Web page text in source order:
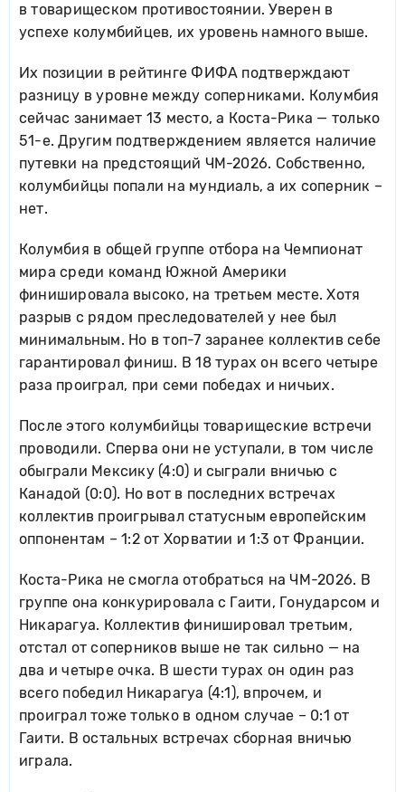
в товарищеском противостоянии. Уверен в
успехе колумбийцев, их уровень намного выше.
Их позиции в рейтинге ФИФА подтверждают
разницу в уровне между соперниками. Колумбия
сейчас занимает 13 место, а Коста-Рика — только
51-е. Другим подтверждением является наличие
путевки на предстоящий ЧМ-2026. Собственно,
колумбийцы попали на мундиаль, а их соперник –
нет.
Колумбия в общей группе отбора на Чемпионат
мира среди команд Южной Америки
финишировала высоко, на третьем месте. Хотя
разрыв с рядом преследователей у нее был
минимальным. Но в топ-7 заранее коллектив себе
гарантировал финиш. В 18 турах он всего четыре
раза проиграл, при семи победах и ничьих.
После этого колумбийцы товарищеские встречи
проводили. Сперва они не уступали, в том числе
обыграли Мексику (4:0) и сыграли вничью с
Канадой (0:0). Но вот в последних встречах
коллектив проигрывал статусным европейским
оппонентам – 1:2 от Хорватии и 1:3 от Франции.
Коста-Рика не смогла отобраться на ЧМ-2026. В
группе она конкурировала с Гаити, Гонударсом и
Никарагуа. Коллектив финишировал третьим,
отстал от соперников выше не так сильно — на
два и четыре очка. В шести турах он один раз
всего победил Никарагуа (4:1), впрочем, и
проиграл тоже только в одном случае – 0:1 от
Гаити. В остальных встречах сборная вничью
играла.